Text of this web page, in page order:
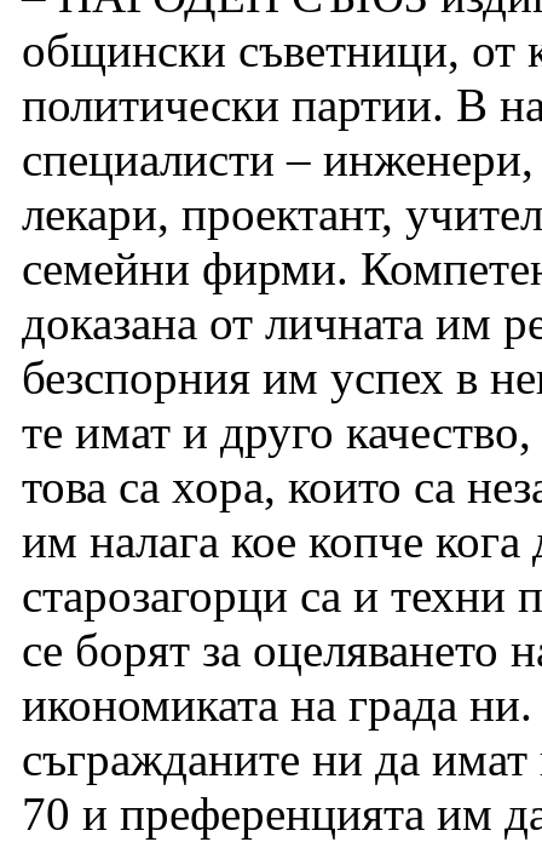
общински съветници, от
политически партии. В
специалисти –
лекари, проектант,
семейни фирми.
доказана от личната им
безспорния им успех в
те имат и друго
това са хора, които са
им налага кое копче
старозагорци са и техни
се борят за оцеляването
икономиката на града
съгражданите ни да
70 и преференцията им